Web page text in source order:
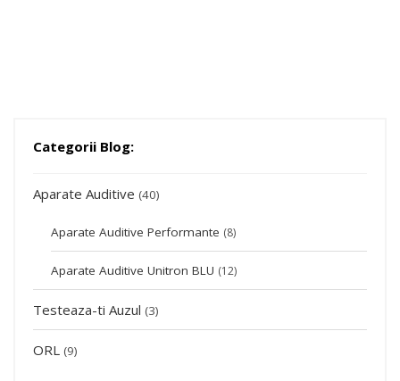
Categorii Blog:
Aparate Auditive (40)
Aparate Auditive Performante (8)
Aparate Auditive Unitron BLU (12)
Testeaza-ti Auzul (3)
ORL (9)